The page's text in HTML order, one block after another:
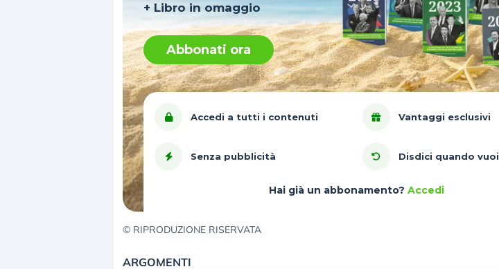
+ Libro in omaggio
Abbonati ora
Accedi a tutti i contenuti Vantaggi esclusivi
Senza pubblicità Disdici quando vuoi
Hai già un abbonamento? Accedi
© RIPRODUZIONE RISERVATA
ARGOMENTI